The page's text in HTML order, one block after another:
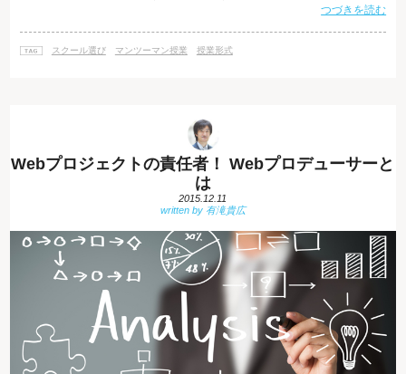
スキルのレベルは人によって千差万別です。一億総活躍社会を目指してい
も登場し、小学生の時からプログラミングを学んで自在に使いこなしてい
つづきを読む
スクール選び マンツーマン授業 授業形式
Webプロジェクトの責任者！ Webプロデューサーと
は
2015.12.11